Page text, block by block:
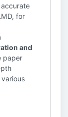
for
and
paper